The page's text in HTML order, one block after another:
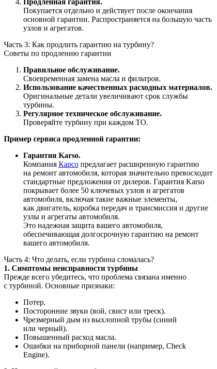
Покупается отдельно и действует после окончания
основной гарантии. Распространяется на большую часть
узлов и агрегатов.
Часть 3: Как продлить гарантию на турбину?
Советы по продлению гарантии
Правильное обслуживание.
Своевременная замена масла и фильтров.
Использование качественных расходных материалов.
Оригинальные детали увеличивают срок службы
турбины.
Регулярное техническое обслуживание.
Проверяйте турбину при каждом ТО.
Пример сервиса продленной гарантии:
Гарантия Karso.
Компания Карсо предлагает расширенную гарантию
на ремонт автомобиля, которая значительно превосходит
стандартные предложения от дилеров. Гарантия Karso
покрывает более 50 ключевых узлов и агрегатов
автомобиля, включая такие важные элементы,
как двигатель, коробка передач и трансмиссия и другие
узлы и агрегаты автомобиля.
Это надежная защита вашего автомобиля,
обеспечивающая долгосрочную гарантию на ремонт
вашего автомобиля.
Часть 4: Что делать, если турбина сломалась?
1. Симптомы неисправности турбины
Прежде всего убедитесь, что проблема связана именно
с турбиной. Основные признаки:
Потер.
Посторонние звуки (вой, свист или треск).
Чрезмерный дым из выхлопной трубы (синий
или черный).
Повышенный расход масла.
Ошибки на приборной панели (например, Check
Engine).